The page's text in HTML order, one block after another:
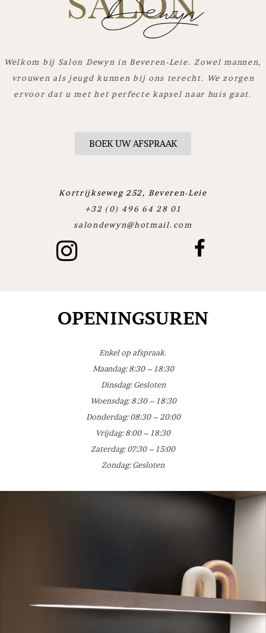
Welkom bij Salon Dewyn in Beveren-Leie. Zowel mannen,
vrouwen als jeugd kunnen bij ons terecht. We zorgen
ervoor dat u met het perfecte kapsel naar huis gaat.
BOEK UW AFSPRAAK
Kortrijkseweg 252, Beveren-Leie
+32 (0) 496 64 28 01
salondewyn@hotmail.com
OPENINGSUREN
Enkel op afspraak.
Maandag: 8:30 – 18:30
Dinsdag: Gesloten
Woensdag:8:30 – 18:30
Donderdag: 08:30 – 20:00
Vrijdag: 8:00 – 18:30
Zaterdag: 07:30 – 15:00
Zondag: Gesloten